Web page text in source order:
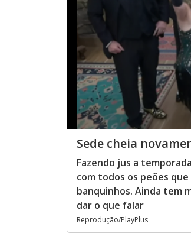
Sede cheia
Fazendo jus a
com todos os peões
banquinhos. Ainda tem
dar o que falar
Reprodução/PlayPlus